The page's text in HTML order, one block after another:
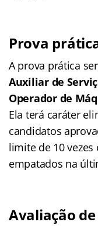
Prova
A prova prática
Auxiliar de
Operador de
Ela terá caráter
candidatos
limite de 10
empatados na
Avaliação